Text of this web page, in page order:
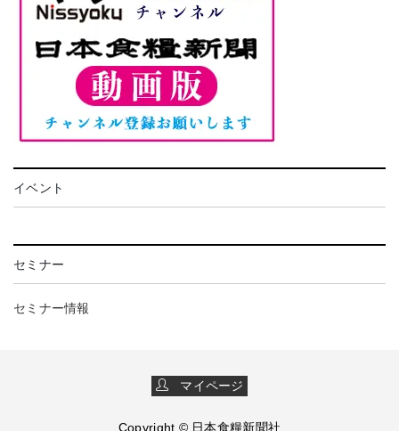
イベント
セミナー
セミナー情報
マイページ
Copyright © 日本食糧新聞社